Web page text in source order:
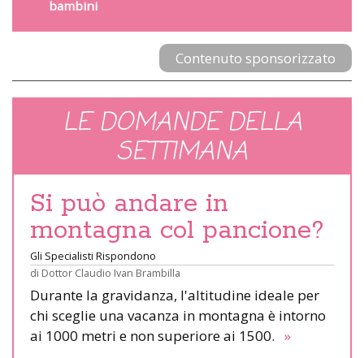
bambini
Contenuto sponsorizzato
LE DOMANDE DELLA
SETTIMANA
Si può andare in
montagna col pancione?
Gli Specialisti Rispondono
di Dottor Claudio Ivan Brambilla
Durante la gravidanza, l'altitudine ideale per
chi sceglie una vacanza in montagna è intorno
ai 1000 metri e non superiore ai 1500. »